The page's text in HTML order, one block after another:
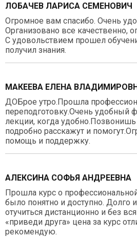
ЛОБАЧЕВ ЛАРИСА СЕМЕНОВИЧ
Огромное вам спасибо. Очень
Организовано все качественно,
С удовольствием прошел
получил знания.
МАКЕЕВА ЕЛЕНА
ДОБрое утро.Прошла
переподготовку.Очень удобный
лекции, когда удобно.Позвонишь
подробно расскажут и
помощь и поддержку.
АЛЕКСИНА СОФЬЯ АНДРЕЕВНА
Прошла курс о
было понятно и доступно. Долго
отучиться дистанционно и без
«приведи друга» цена за курс
рекомендую.